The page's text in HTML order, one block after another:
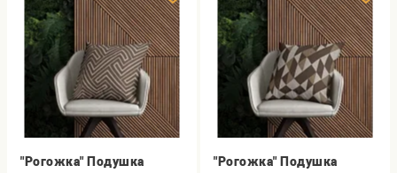
"Рогожка" Подушка
"Рогожка" Подушка